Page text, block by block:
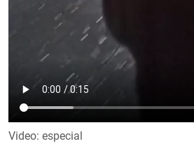
Video: especial